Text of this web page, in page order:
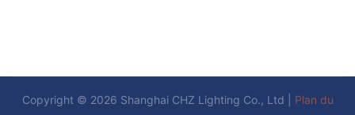
Copyright © 2026 Shanghai CHZ Lighting Co., Ltd |
Plan du